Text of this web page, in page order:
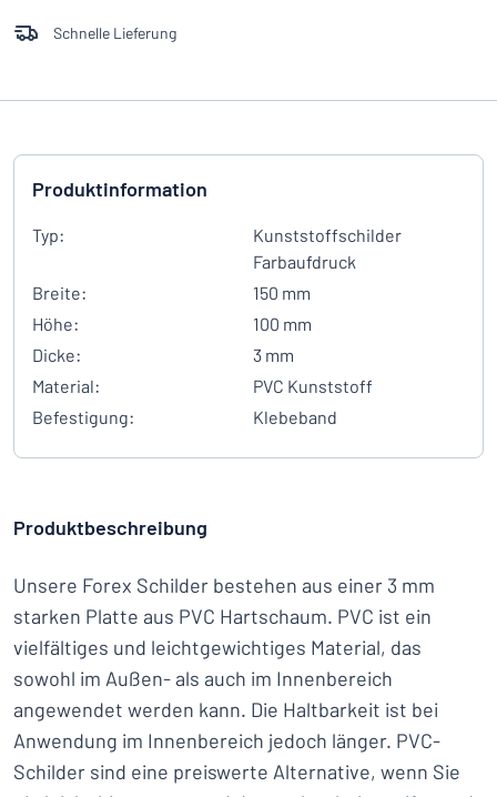
Schnelle Lieferung
Produktinformation
Typ:
Kunststoffschilder
Farbaufdruck
Breite:
150 mm
Höhe:
100 mm
Dicke:
3 mm
Material:
PVC Kunststoff
Befestigung:
Klebeband
Produktbeschreibung
Unsere Forex Schilder bestehen aus einer 3 mm
starken Platte aus PVC Hartschaum. PVC ist ein
vielfältiges und leichtgewichtiges Material, das
sowohl im Außen- als auch im Innenbereich
angewendet werden kann. Die Haltbarkeit ist bei
Anwendung im Innenbereich jedoch länger. PVC-
Schilder sind eine preiswerte Alternative, wenn Sie